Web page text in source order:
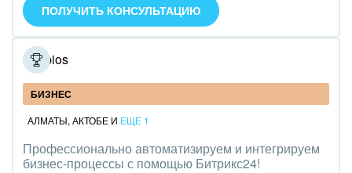
PR, маркетинг, реклама,
АПК и пищевая промышленность
Выставки, семинары, конференции
Горнодобывающая отрасль
Досуг, туризм и отдых
ПОЛУЧИТЬ КОНСУЛЬТАЦИЮ
Simbios
БИЗНЕС
АЛМАТЫ, АКТОБЕ И ЕЩЕ 1
Профессионально автоматизируем и интегрируем
бизнес-процессы с помощью Битрикс24!